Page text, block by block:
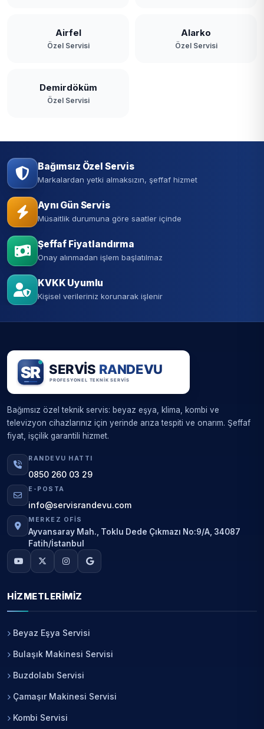
Airfel
Özel Servisi
Alarko
Özel Servisi
Demirdöküm
Özel Servisi
Bağımsız Özel Servis
Markalardan yetki almaksızın, şeffaf hizmet
Aynı Gün Servis
Müsaitlik durumuna göre saatler içinde
Şeffaf Fiyatlandırma
Onay alınmadan işlem başlatılmaz
KVKK Uyumlu
Kişisel verileriniz korunarak işlenir
Bağımsız özel teknik servis: beyaz eşya, klima, kombi ve
televizyon cihazlarınız için yerinde arıza tespiti ve onarım. Şeffaf
fiyat, işçilik garantili hizmet.
RANDEVU HATTI
0850 260 03 29
E-POSTA
info@servisrandevu.com
MERKEZ OFIS
Ayvansaray Mah., Toklu Dede Çıkmazı No:9/A, 34087
Fatih/İstanbul
HIZMETLERIMIZ
Beyaz Eşya Servisi
Bulaşık Makinesi Servisi
Buzdolabı Servisi
Çamaşır Makinesi Servisi
Kombi Servisi